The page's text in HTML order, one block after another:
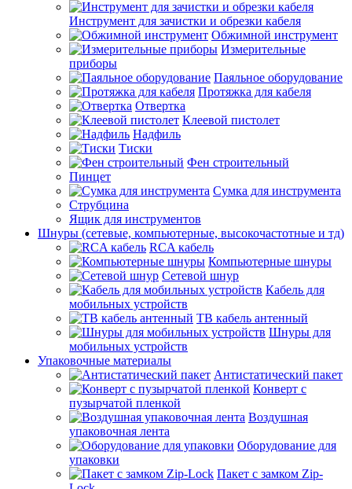
Инструмент для зачистки и обрезки кабеля
Обжимной инструмент
Измерительные
приборы
Паяльное оборудование
Протяжка для кабеля
Отвертка
Клеевой пистолет
Надфиль
Тиски
Фен строительный
Пинцет
Сумка для инструмента
Струбцина
Ящик для инструментов
Шнуры (сетевые, компьютерные, высокочастотные и тд)
RCA кабель
Компьютерные шнуры
Сетевой шнур
Кабель для
мобильных устройств
ТВ кабель антенный
Шнуры для
мобильных устройств
Упаковочные материалы
Антистатический пакет
Конверт с
пузырчатой пленкой
Воздушная
упаковочная лента
Оборудование для
упаковки
Пакет с замком Zip-